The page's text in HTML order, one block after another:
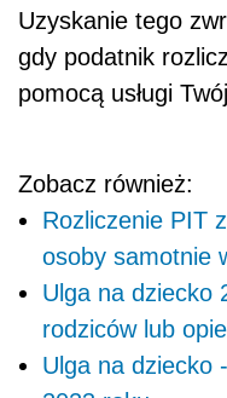
Uzyskanie tego
gdy podatnik
pomocą usługi
Zobacz również:
Rozliczenie PIT
osoby samotnie
Ulga na dziecko
rodziców lub
Ulga na dziecko